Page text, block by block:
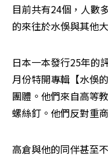
目前共有24個，人數
的來往於水俁與其他
日本一本發行25年的
月份特開專輯【水俁
團體。他們來自高等
螺絲釘。他們反對重
高倉與他的同伴甚至